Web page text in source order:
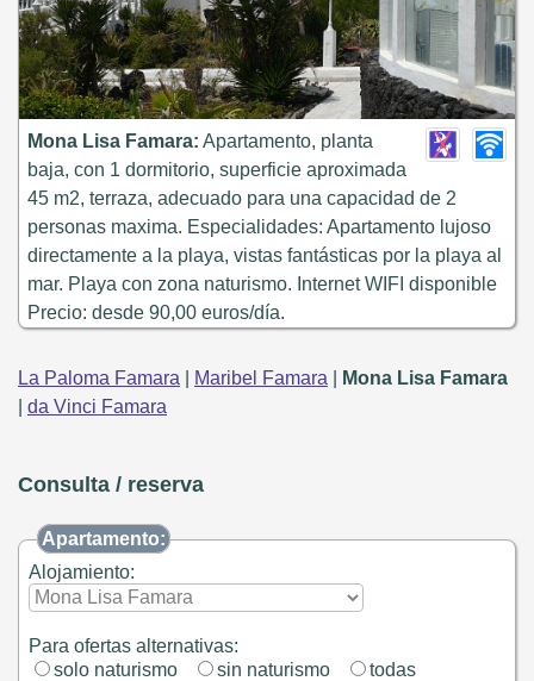
Mona Lisa Famara: Apartamento, planta
baja, con 1 dormitorio, superficie aproximada
45 m2, terraza, adecuado para una capacidad de 2
personas maxima. Especialidades: Apartamento lujoso
directamente a la playa, vistas fantásticas por la playa al
mar. Playa con zona naturismo. Internet WIFI disponible
Precio: desde 90,00 euros/día.
La Paloma Famara Maribel Famara
Mona Lisa Famara
da Vinci Famara
Consulta / reserva
Apartamento:
Alojamiento:
Para ofertas alternativas:
solo naturismo
sin naturismo
todas